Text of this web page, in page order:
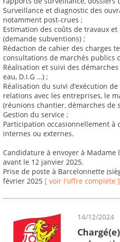
Surveillance et diagnostic des
notamment post-crues ;
Estimation des coûts de travaux
(demande subventions) ;
Rédaction de cahier des charges
consultations de marchés publics
Réalisation et suivi des
eau, D.I.G …) ;
Réalisation du suivi d‘exécution
relations avec les entreprises, le
(réunions chantier, démarches de
Gestion du service ;
Participation occasionnellement à
internes ou externes.
Candidature à envoyer à Madame
avant le 12 janvier 2025.
Prise de poste à Barcelonnette
février 2025 [ voir l'offre complète ]
14/12/2024